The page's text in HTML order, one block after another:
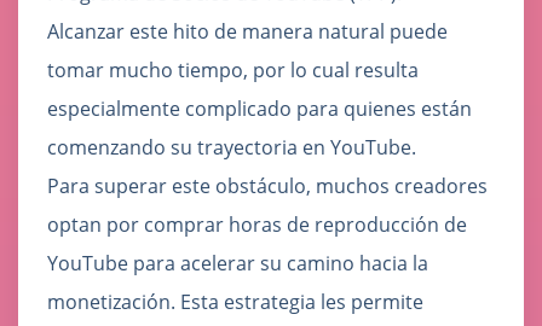
Alcanzar este hito de manera natural puede
tomar mucho tiempo, por lo cual resulta
especialmente complicado para quienes están
comenzando su trayectoria en YouTube.
Para superar este obstáculo, muchos creadores
optan por comprar horas de reproducción de
YouTube para acelerar su camino hacia la
monetización. Esta estrategia les permite